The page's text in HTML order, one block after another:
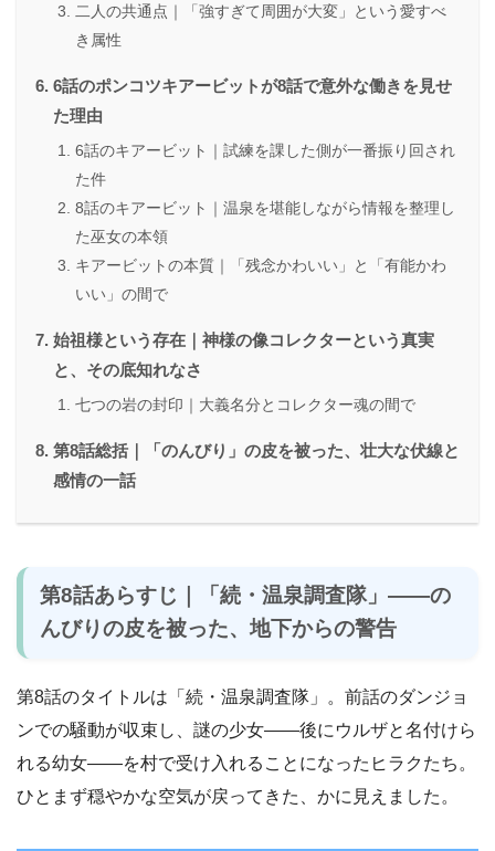
二人の共通点｜「強すぎて周囲が大変」という愛すべ
き属性
6話のポンコツキアービットが8話で意外な働きを見せ
た理由
6話のキアービット｜試練を課した側が一番振り回され
た件
8話のキアービット｜温泉を堪能しながら情報を整理し
た巫女の本領
キアービットの本質｜「残念かわいい」と「有能かわ
いい」の間で
始祖様という存在｜神様の像コレクターという真実
と、その底知れなさ
七つの岩の封印｜大義名分とコレクター魂の間で
第8話総括｜「のんびり」の皮を被った、壮大な伏線と
感情の一話
第8話あらすじ｜「続・温泉調査隊」――の
んびりの皮を被った、地下からの警告
第8話のタイトルは「続・温泉調査隊」。前話のダンジョ
ンでの騒動が収束し、謎の少女――後にウルザと名付けら
れる幼女――を村で受け入れることになったヒラクたち。
ひとまず穏やかな空気が戻ってきた、かに見えました。